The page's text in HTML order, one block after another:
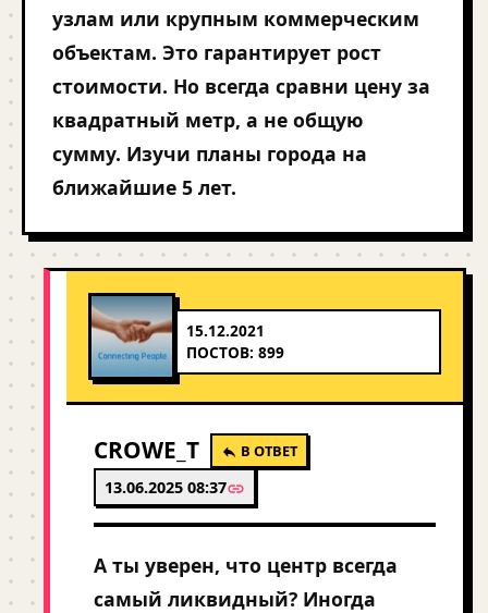
узлам или крупным коммерческим
объектам. Это гарантирует рост
стоимости. Но всегда сравни цену за
квадратный метр, а не общую
сумму. Изучи планы города на
ближайшие 5 лет.
15.12.2021
ПОСТОВ: 899
CROWE_T В ОТВЕТ
13.06.2025 08:37
А ты уверен, что центр всегда
самый ликвидный? Иногда